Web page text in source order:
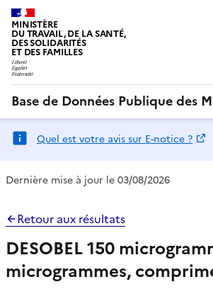
MINISTÈRE
DU TRAVAIL, DE LA SANTÉ,
DES SOLIDARITÉS
ET DES FAMILLES
Base de Données Publique des
Quel est votre avis sur E-notice ?
Dernière mise à jour le 03/08/2026
Retour aux résultats
DESOBEL 150
microgrammes,